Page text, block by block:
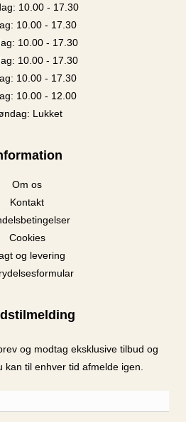
10.00 - 17.30
10.00 - 17.30
10.00 - 17.30
10.00 - 17.30
10.00 - 17.30
10.00 - 12.00
Lukket
Om os
Kontakt
Cookies
og levering
og modtag eksklusive tilbud og
kan til enhver tid afmelde igen.